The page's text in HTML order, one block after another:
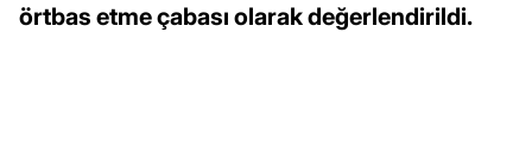
örtbas etme çabası olarak değerlendirildi.